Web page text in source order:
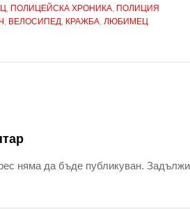
, ПОЛИЦЕЙСКА ХРОНИКА, ПОЛИЦИЯ
, ВЕЛОСИПЕД, КРАЖБА, ЛЮБИМЕЦ
няма да бъде публикуван.